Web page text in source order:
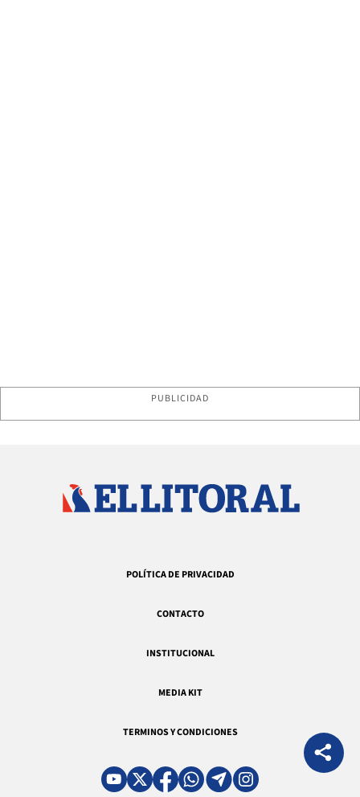
PUBLICIDAD
POLÍTICA DE PRIVACIDAD
CONTACTO
INSTITUCIONAL
MEDIA KIT
TERMINOS Y CONDICIONES